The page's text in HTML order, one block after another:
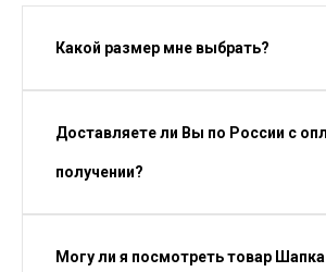
Какой размер мне выбрать?
Доставляете ли Вы по России с
получении?
Могу ли я посмотреть товар Шапка